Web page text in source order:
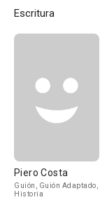
Escritura
Piero Costa
Guión, Guión Adaptado,
Historia